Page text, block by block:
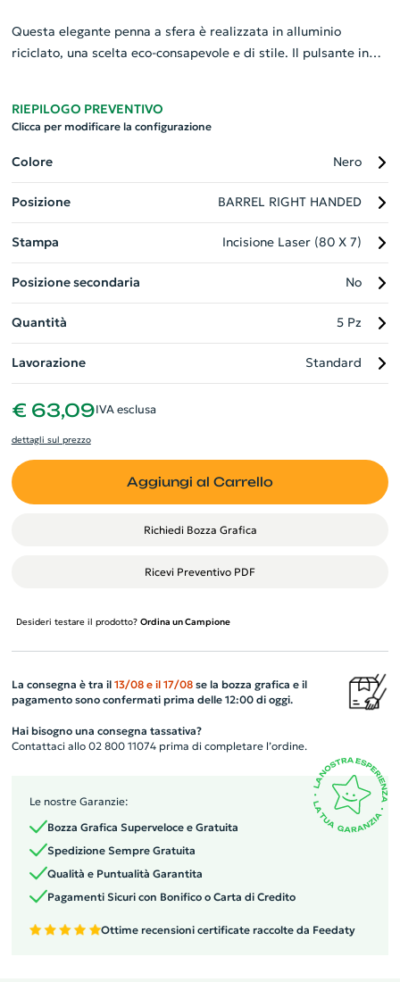
Questa elegante penna a sfera è realizzata in alluminio
riciclato, una scelta eco-consapevole e di stile. Il pulsante in
abbinata, ideale per attaccarla a quaderni o tasche.
Personalizzabile, è il gadget aziendale perfetto che unisce
sostenibilità, funzionalità e design.
RIEPILOGO PREVENTIVO
Clicca per modificare la configurazione
Colore Nero
Posizione BARREL RIGHT HANDED
Stampa Incisione Laser (80 X 7)
Posizione secondaria No
Quantità 5 Pz
Lavorazione Standard
€ 63,09IVA esclusa
dettagli sul prezzo
Aggiungi al Carrello
Richiedi Bozza Grafica
Ricevi Preventivo PDF
Desideri testare il prodotto? Ordina un Campione
La consegna è tra il 13/08 e il 17/08se la bozza grafica e il
pagamento sono confermati prima delle 12:00 di oggi.
Hai bisogno una consegna tassativa?
Contattaci allo 02 800 11074 prima di completare l’ordine.
Le nostre Garanzie:
Bozza Grafica Superveloce e Gratuita
Spedizione Sempre Gratuita
Qualità e Puntualità Garantita
Pagamenti Sicuri con Bonifico o Carta di Credito
Ottime recensioni certificate raccolte da Feedaty